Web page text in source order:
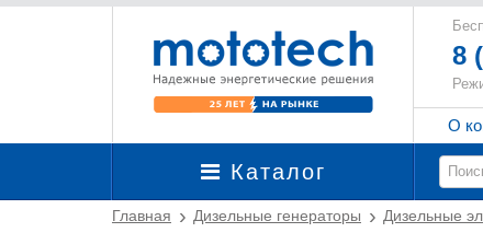
8
О
Каталог
Главная Дизельные генераторы Дизельные